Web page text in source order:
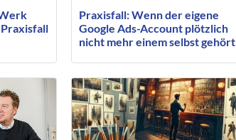
Praxisfall: Wenn der eigene
Google Ads-Account plötzlich
nicht mehr einem selbst gehört